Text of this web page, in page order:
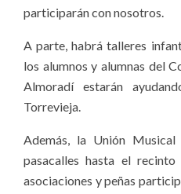
participarán con nosotros.
A parte, habrá talleres
los alumnos y alumnas del
Almoradí estarán
Torrevieja.
Además, la Unión
pasacalles hasta el
asociaciones y peñas